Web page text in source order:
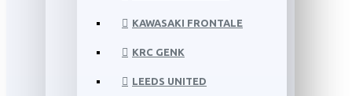
KAWASAKI FRONTALE
KRC GENK
LEEDS UNITED